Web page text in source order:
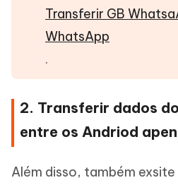
Transferir GB
WhatsApp
.
2. Transferir dados
entre os Andriod
Além disso, também exsite